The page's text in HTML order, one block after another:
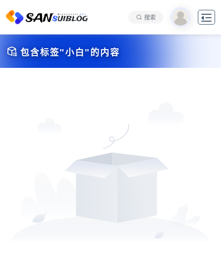
搜索 
 包含标签"小白"的内容